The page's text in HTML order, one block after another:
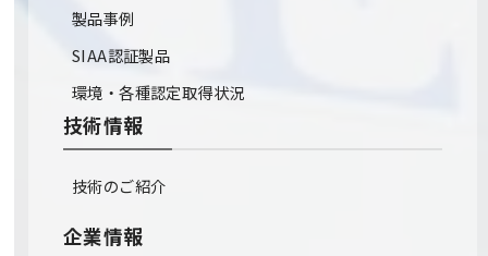
製品事例
SIAA認証製品
環境・各種認定取得状況
技術情報
技術のご紹介
企業情報